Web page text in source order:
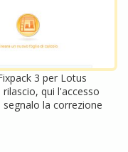
3 per Lotus
qui l'accesso
la correzione